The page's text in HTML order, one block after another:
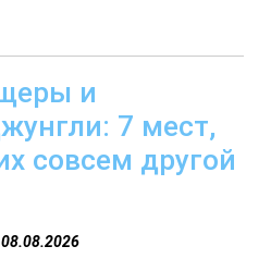
и
7 мест,
совсем другой